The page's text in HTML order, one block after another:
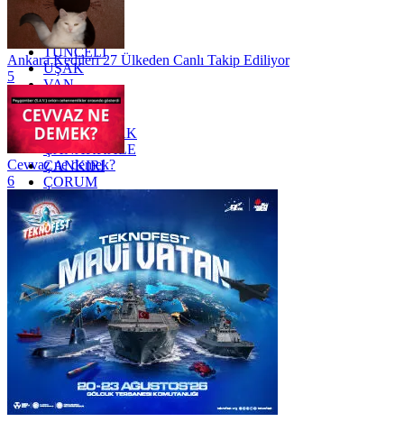
TOKAT
TRABZON
TUNCELİ
UŞAK
VAN
YALOVA
YOZGAT
ZONGULDAK
ÇANAKKALE
ÇANKIRI
ÇORUM
İSTANBUL
İZMİR
ŞANLIURFA
ŞIRNAK
Ankara Kedileri 27 Ülkeden Canlı Takip Ediliyor
5
Cevvaz ne demek?
6